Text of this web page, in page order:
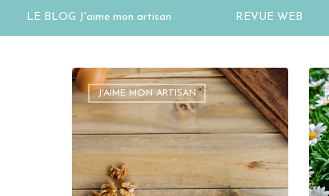
LE BLOG J'aime mon artisan REVUE WEB
J'AIME MON ARTISAN